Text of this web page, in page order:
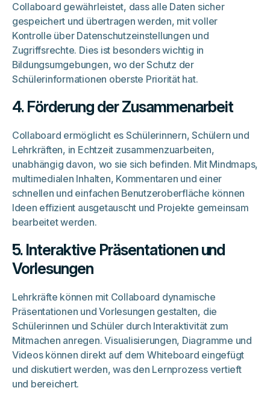
Collaboard gewährleistet, dass alle Daten sicher
gespeichert und übertragen werden, mit voller
Kontrolle über Datenschutzeinstellungen und
Zugriffsrechte. Dies ist besonders wichtig in
Bildungsumgebungen, wo der Schutz der
Schülerinformationen oberste Priorität hat.
4. Förderung der Zusammenarbeit
Collaboard ermöglicht es Schülerinnern, Schülern und
Lehrkräften, in Echtzeit zusammenzuarbeiten,
unabhängig davon, wo sie sich befinden. Mit Mindmaps,
multimedialen Inhalten, Kommentaren und einer
schnellen und einfachen Benutzeroberfläche können
Ideen effizient ausgetauscht und Projekte gemeinsam
bearbeitet werden.
5. Interaktive Präsentationen und
Vorlesungen
Lehrkräfte können mit Collaboard dynamische
Präsentationen und Vorlesungen gestalten, die
Schülerinnen und Schüler durch Interaktivität zum
Mitmachen anregen. Visualisierungen, Diagramme und
Videos können direkt auf dem Whiteboard eingefügt
und diskutiert werden, was den Lernprozess vertieft
und bereichert.